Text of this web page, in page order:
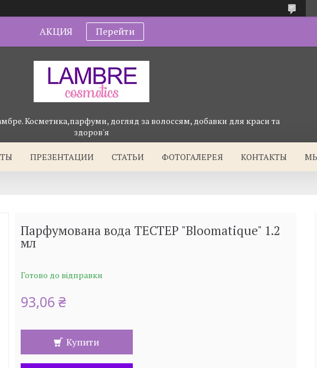
АКЦИЯ Перейти
Косметика,парфуми, догляд за волоссям, добавки для краси та
здоров'я
ПРЕЗЕНТАЦИИ СТАТЬИ ФОТОГАЛЕРЕЯ КОНТАКТЫ МЫ
Парфумована вода ТЕСТЕР "Bloomatique" 1.2
мл
Готово до відправки
93,06 ₴
Купити